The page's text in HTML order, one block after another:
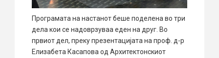
Програмата на настанот беше поделена во три
дела кои се надоврзуваа еден на друг. Во
првиот дел, преку презентацијата на проф. д-р
Елизабета Касапова од Архитектонскиот